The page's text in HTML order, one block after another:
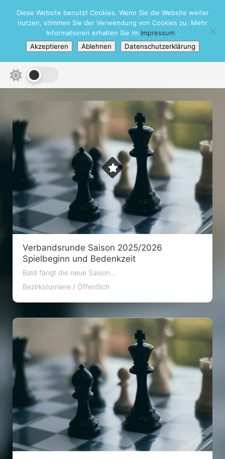
content
Schachbezirk Heidelberg e.V.
Verbandsrunde Saison 2025/2026
Spielbeginn und Bedenkzeit
Bald fängt die neue Saison...
Bezirksturniere / Öffentlich
Diese Website benutzt Cookies. Wenn Sie die Website weiter
nutzen, stimmen Sie der Verwendung von Cookies zu. Mehr
Informationen erhalten Sie im Impressum .
Akzeptieren
Ablehnen Datenschutzerklärung